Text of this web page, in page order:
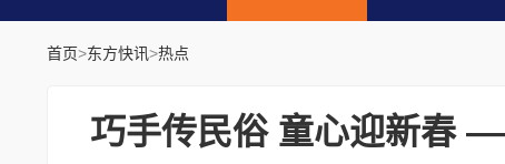
首页>东方快讯>热点
巧手传民俗 童心迎新春